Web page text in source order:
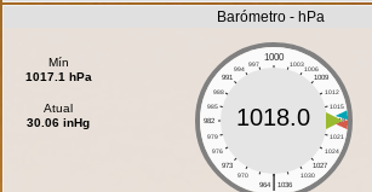
Barómetro - hPa
Mín
1017.1 hPa
Atual
30.06 inHg
1000
997 1003
994
1006
991
1009
988
1012
985
1015
982
1018
979
1021
976
1024
973
1027
970
1030
|
964 1036
1018.0